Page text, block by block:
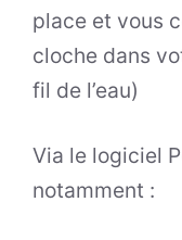
place et vous
cloche dans
fil de l’eau)
Via le logiciel
notamment :